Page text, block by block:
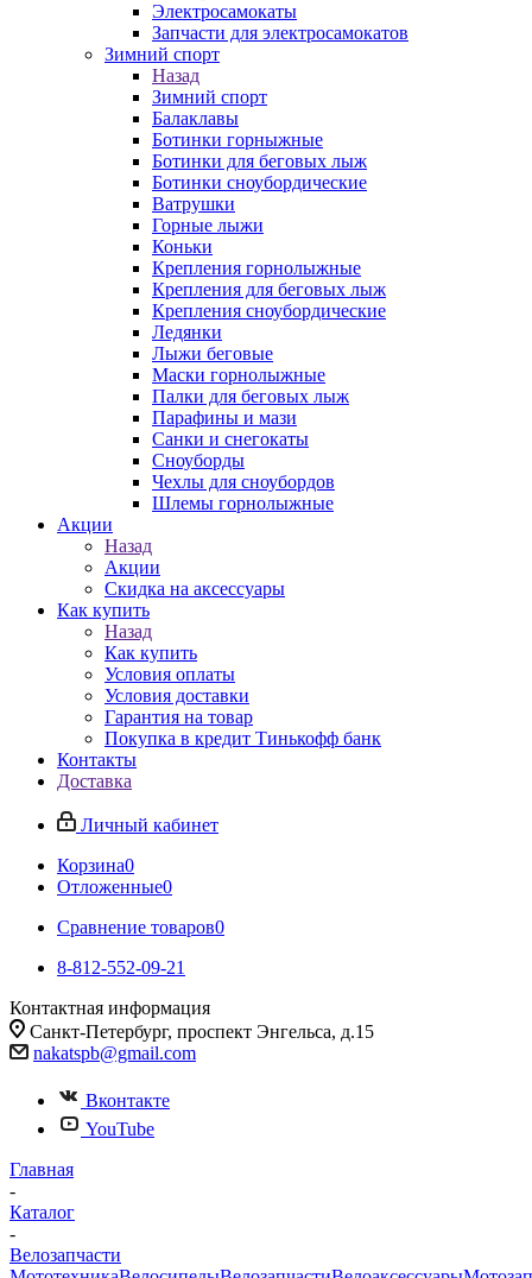
Электросамокаты
Запчасти для электросамокатов
Зимний спорт
Назад
Зимний спорт
Балаклавы
Ботинки горныжные
Ботинки для беговых лыж
Ботинки сноубордические
Ватрушки
Горные лыжи
Коньки
Крепления горнолыжные
Крепления для беговых лыж
Крепления сноубордические
Ледянки
Лыжи беговые
Маски горнолыжные
Палки для беговых лыж
Парафины и мази
Санки и снегокаты
Сноуборды
Чехлы для сноубордов
Шлемы горнолыжные
Акции
Назад
Акции
Скидка на аксессуары
Как купить
Назад
Как купить
Условия оплаты
Условия доставки
Гарантия на товар
Покупка в кредит Тинькофф банк
Контакты
Доставка
Личный кабинет
Корзина0
Отложенные0
Сравнение товаров0
8-812-552-09-21
Контактная информация
Санкт-Петербург, проспект Энгельса, д.15
nakatspb@gmail.com
Вконтакте
YouTube
Главная
-
Каталог
-
Велозапчасти